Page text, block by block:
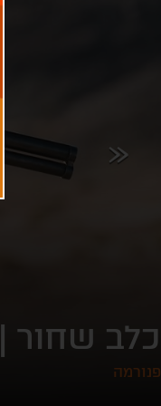
כלב שחור |
פנורמה